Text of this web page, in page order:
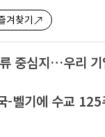
겨찾기
중심지…우리 기
-벨기에 수교 125